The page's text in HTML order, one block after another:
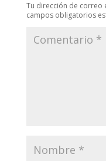
Tu dirección de correo
campos obligatorios